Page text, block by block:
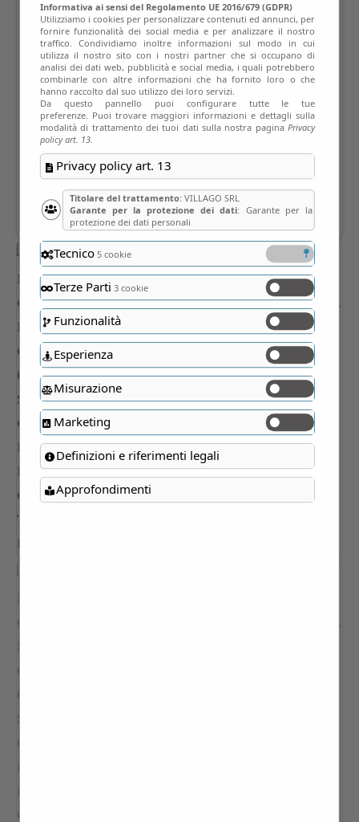
Informativa ai sensi del Regolamento UE 2016/679 (GDPR)
Utilizziamo i cookies per personalizzare contenuti ed annunci, per
fornire funzionalità dei social media e per analizzare il nostro
traffico. Condividiamo inoltre informazioni sul modo in cui
utilizza il nostro sito con i nostri partner che si occupano di
analisi dei dati web, pubblicità e social media, i quali potrebbero
combinarle con altre informazioni che ha fornito loro o che
hanno raccolto dal suo utilizzo dei loro servizi.
Da questo pannello puoi configurare tutte le tue
preferenze. Puoi trovare maggiori informazioni e dettagli sulla
modalità di trattamento dei tuoi dati sulla nostra paginaPrivacy
policy art. 13.
Privacy policy art. 13
Titolare del trattamento: VILLAGO SRL
Garante per la protezione dei dati: Garante per la
protezione dei dati personali
Tecnico5 cookie
Terze Parti 3 cookie
Funzionalità
Esperienza
Misurazione
Marketing
Definizioni e riferimenti legali
Approfondimenti